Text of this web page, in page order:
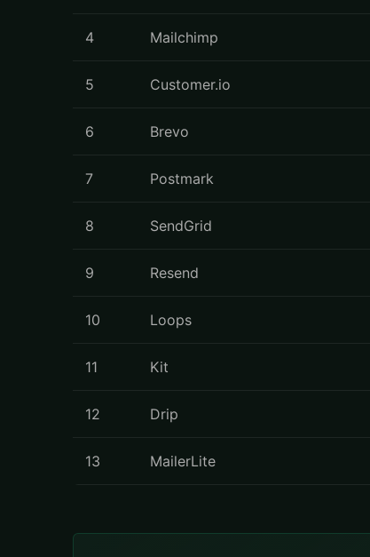
4 Mailchimp
5 Customer.io
6 Brevo
7 Postmark
8 SendGrid
9 Resend
10 Loops
11 Kit
12 Drip
13 MailerLite